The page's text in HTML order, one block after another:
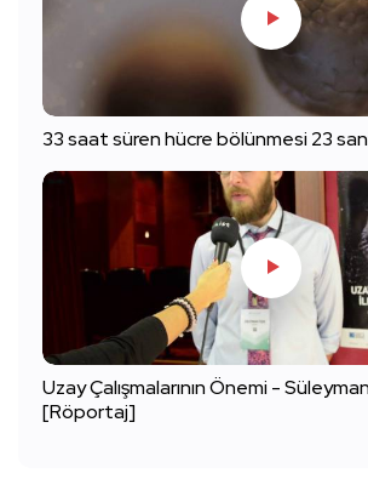
33 saat süren hücre bölünmesi 23
Uzay Çalışmalarının Önemi -
[Röportaj]